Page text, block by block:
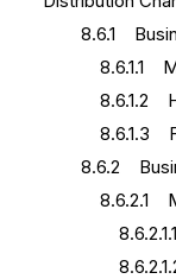
8.6.1
8.6.1.1
8.6.1.2
8.6.1.3
8.6.2
8.6.2.1
8.6.2.1.1
8.6.2.1.2